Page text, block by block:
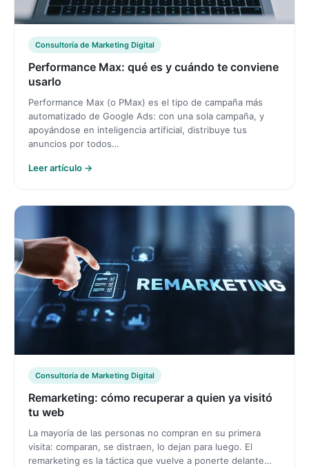
Consultoría de Marketing Digital
Performance Max: qué es y cuándo te conviene
usarlo
Performance Max (o PMax) es el tipo de campaña más
automatizado de Google Ads: con una sola campaña, y
apoyándose en inteligencia artificial, distribuye tus
anuncios por todos…
Leer artículo →
Consultoría de Marketing Digital
Remarketing: cómo recuperar a quien ya visitó
tu web
La mayoría de las personas no compran en su primera
visita: comparan, se distraen, lo dejan para luego. El
remarketing es la táctica que vuelve a ponerte delante…